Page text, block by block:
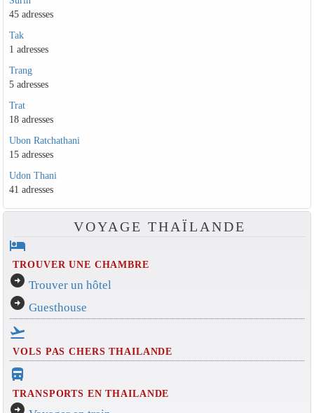
45 adresses
Tak
1 adresses
Trang
5 adresses
Trat
18 adresses
Ubon Ratchathani
15 adresses
Udon Thani
41 adresses
VOYAGE THAÏLANDE
hotel
TROUVER UNE CHAMBRE
arrow_circle_right Trouver un hôtel
arrow_circle_right Guesthouse
flight_takeoff
VOLS PAS CHERS THAILANDE
directions_bus_filled
TRANSPORTS EN THAILANDE
arrow_circle_right